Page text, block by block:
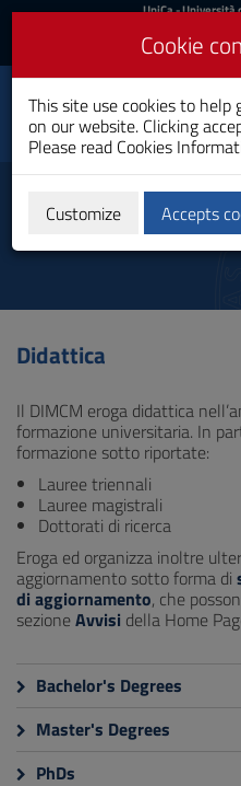
Skip
Content
to
Go
Footer
UniCa
Login
UniCa- Università
Login
Toggle
navigation
Department of
Mechanical,
and Materials
Engineering
Education
Didattica
Il DIMCM eroga didattica
formazione universitaria. In
formazione sotto riportate:
Lauree triennali
Lauree magistrali
Dottorati di ricerca
Eroga ed organizza inoltre
aggiornamento sotto forma di
di aggiornamento, che
sezioneAvvisi della Home
Bachelor's Degrees
Master's Degrees
PhDs
Cookie
This site use cookies to
on our website. Clicking
Please read Cookies
Customize Accepts